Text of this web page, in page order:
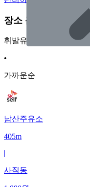
장소 근처 주유소
휘발유
•
가까운순
남산주유소
405m
|
사직동